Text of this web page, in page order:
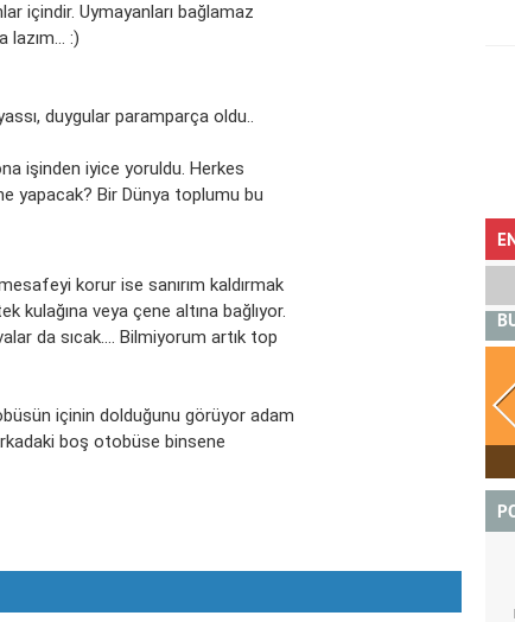
içindir. Uymayanları bağlamaz
lazım... :)
duygular paramparça oldu..
işinden iyice yoruldu. Herkes
yapacak? Bir Dünya toplumu bu
korur ise sanırım kaldırmak
kulağına veya çene altına bağlıyor.
da sıcak.... Bilmiyorum artık top
içinin dolduğunu görüyor adam
boş otobüse binsene